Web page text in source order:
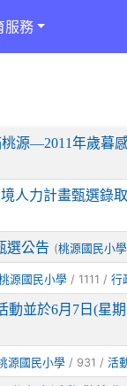
服務
源—2011年歲暮
人力計畫甄選錄
選公告 (桃源國民小學
源國民小學 / 1111 / 行
動並於6月7日(星
源國民小學 / 931 / 活